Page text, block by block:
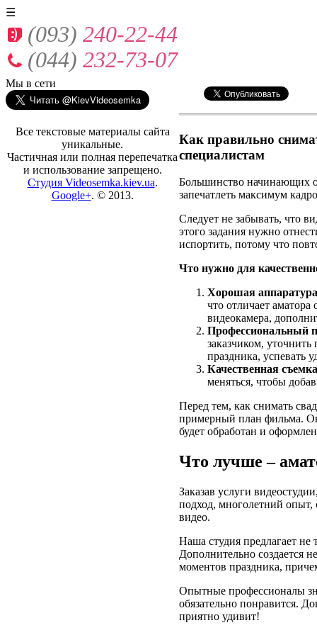
☰
(093) 240-22-44
(044) 232-73-07
Как правильно
специалистам
Большинство начинающих
запечатлеть максимум
Следует не забывать, что
этого задания нужно
испортить, потому что
Что нужно для
Хорошая аппаратура
что отличает
видеокамера,
Профессиональный
заказчиком,
праздника, успевать
Качественная съемка
меняться, чтобы
Перед тем, как снимать
примерный план фильма.
будет обработан и
Что лучше –
Заказав услуги
подход, многолетний
видео.
Наша студия предлагает
Дополнительно создается
моментов праздника,
Опытные профессионалы
обязательно понравится.
приятно удивит!
Мы в сети
Все текстовые материалы сайта
уникальные.
Частичная или полная перепечатка
и использование запрещено.
Студия Videosemka.kiev.ua.
Google+. © 2013.